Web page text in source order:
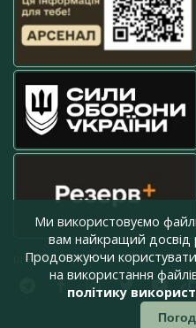
press@armyinform.com.ua
Ми використовуємо
вам найкращий досвід
Продовжуючи
на використання
політику